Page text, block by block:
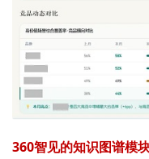
360智见的知识图谱模